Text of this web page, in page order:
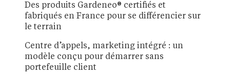
Des produits Gardeneo® certifiés et
fabriqués en France pour se différencier sur
le terrain
Centre d’appels, marketing intégré : un
modèle conçu pour démarrer sans
portefeuille client